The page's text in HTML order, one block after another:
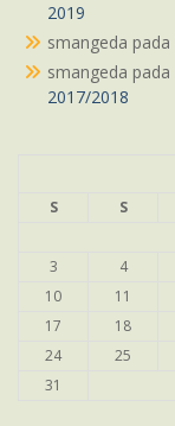
2019
smangeda pada
smangeda pada
2017/2018
S S
3
4
10
11
17
18
24
25
31